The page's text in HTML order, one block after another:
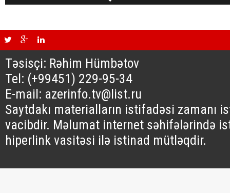
Təsisçi: Rəhim Hümbətov
Tel: (+99451) 229-95-34
E-mail: azerinfo.tv@list.ru
Saytdakı materialların istifadəsi zamanı
vacibdir. Məlumat internet səhifələrində
hiperlink vasitəsi ilə istinad mütləqdir.